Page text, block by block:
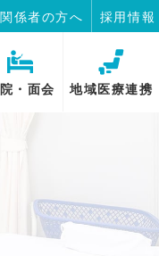
係者の方へ 採用情報
・面会 地域医療連携